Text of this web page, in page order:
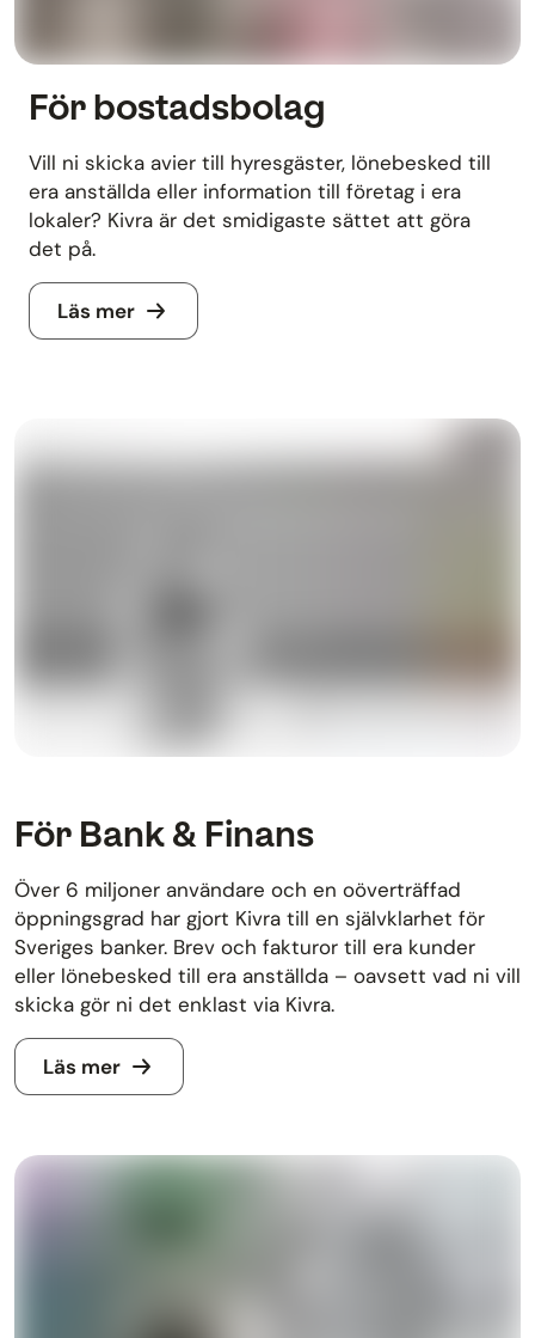
För bostadsbolag
Vill ni skicka avier till hyresgäster, lönebesked till
era anställda eller information till företag i era
lokaler? Kivra är det smidigaste sättet att göra
det på.
Läs mer
För Bank & Finans
Över 6 miljoner användare och en oöverträffad
öppningsgrad har gjort Kivra till en självklarhet för
Sveriges banker. Brev och fakturor till era kunder
eller lönebesked till era anställda – oavsett vad ni vill
skicka gör ni det enklast via Kivra.
Läs mer